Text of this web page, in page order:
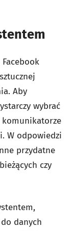
Aby
wybrać
komunikatorze
W odpowiedzi
przydatne
czy
danych